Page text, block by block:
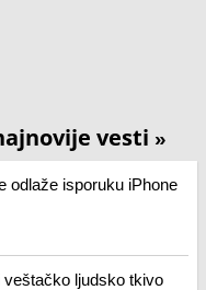
vesti »
odlaže isporuku iPhone
ljudsko tkivo